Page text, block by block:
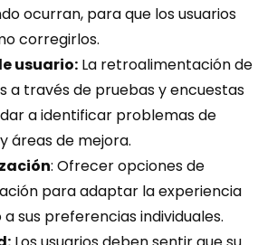
ocurran, para que los usuarios
corregirlos.
usuario: La retroalimentación de
a través de pruebas y encuestas
a identificar problemas de
áreas de mejora.
: Ofrecer opciones de
para adaptar la experiencia
a sus preferencias individuales.